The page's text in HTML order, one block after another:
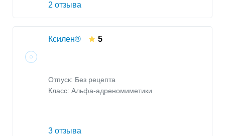
2 отзыва
Ксилен® 5
Отпуск: Без рецепта
Класс: Альфа-адреномиметики
3 отзыва